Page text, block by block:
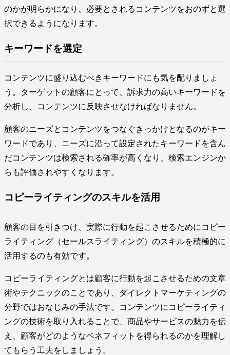
のかが明らかになり、必要とされるコンテンツをおのずと選
択できるようになります。
キーワードを選定
コンテンツに盛り込むべきキーワードにも気を配りましょ
う。ターゲットの顧客にとって、訴求力の高いキーワードを
分析し、コンテンツに反映させなければなりません。
顧客のニーズとコンテンツをつなぐきっかけとなるのがキー
ワードであり、ニーズに沿って設定されたキーワードを含ん
だコンテンツは検索される確率が高くなり、検索エンジンか
らも評価されやすくなります。
コピーライティングのスキルを活用
顧客の目を引きつけ、実際に行動を起こさせるためにコピー
ライティング（セールスライティング）のスキルを積極的に
活用するのも有効です。
コピーライティングとは顧客に行動を起こさせるための文章
術やテクニックのことであり、ダイレクトマーケティングの
分野ではおなじみの手法です。コンテンツにコピーライティ
ングの技術を取り入れることで、商品やサービスの魅力を伝
え、顧客がどのようなベネフィットを得られるのかを理解し
てもらう工夫をしましょう。